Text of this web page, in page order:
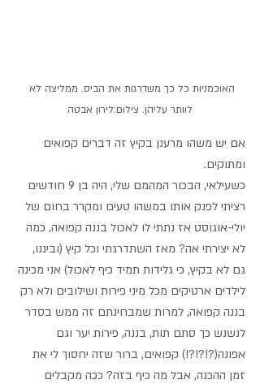
האוכמניות כל כך משדרגות את הביס. ממליצה לא
לוותר עליהן. צילום:לירון אבטה
אם יש משהו מרענן בקיץ זה דברים קפואים
ומתוקים.
כשעילאי, הבכור המהמם שלי, היה בן 9 חודשים
רציתי לפנק אותו במשהו טעים ומקרר בחום של
יולי-אוגוסט אז נתתי לו לאכול בננה קפואה, כמה
לא יצירתי אה? מאז השתדרגתי וכל קיץ (וביננו,
גם לא בקיץ, כי גלידות תמיד כיף לאכול) אני מכינה
לילדים ארטיקים מכל מיני פירות ושילובים ולא רק
בננה קפואה, למרות שמבחינתם זה ממש בסדר
לנשנש כך סתם תות, בננה, פירות יער וגם
אפונה(?!?!?!) קפואים, ברור שזה יחסוך לי את
זמן ההכנה, אבל מה כיף בזה? ככה מקבלים